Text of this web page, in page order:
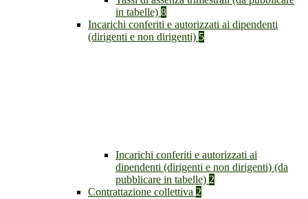
in tabelle) 8
Incarichi conferiti e autorizzati ai dipendenti
(dirigenti e non dirigenti) 5
Incarichi conferiti e autorizzati ai
dipendenti (dirigenti e non dirigenti) (da
pubblicare in tabelle) 2
Contrattazione collettiva 2